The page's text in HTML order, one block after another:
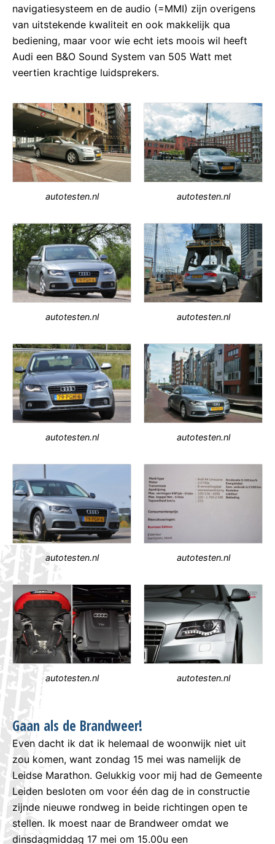
navigatiesysteem en de audio (=MMI) zijn overigens
van uitstekende kwaliteit en ook makkelijk qua
bediening, maar voor wie echt iets moois wil heeft
Audi een B&O Sound System van 505 Watt met
veertien krachtige luidsprekers.
autotesten.nl autotesten.nl
autotesten.nl autotesten.nl
autotesten.nl autotesten.nl
autotesten.nl autotesten.nl
autotesten.nl autotesten.nl
Gaan als de Brandweer!
Even dacht ik dat ik helemaal de woonwijk niet uit
zou komen, want zondag 15 mei was namelijk de
Leidse Marathon. Gelukkig voor mij had de Gemeente
Leiden besloten om voor één dag de in constructie
zijnde nieuwe rondweg in beide richtingen open te
stellen. Ik moest naar de Brandweer omdat we
dinsdagmiddag 17 mei om 15.00u een